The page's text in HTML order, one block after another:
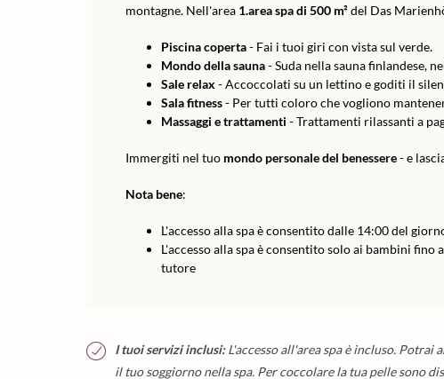
montagne. Nell'area 1.area spa di 500 m²del Das
Piscina coperta- Fai i tuoi giri con vista sul verde.
Mondo della sauna- Suda nella sauna finlandese,
Sale relax - Accoccolati su un lettino e goditi il
Sala fitness- Per tutti coloro che vogliono
Massaggi e trattamenti - Trattamenti rilassanti a
Immergiti nel tuo mondo personale del benessere- e
Nota bene:
L'accesso alla spa è consentito dalle 14:00 del
L'accesso alla spa è consentito solo ai bambini
tutore
I tuoi servizi inclusi:L'accesso all'area spa è incluso. Potrai
il tuo soggiorno nella spa. Per coccolare la tua pelle sono